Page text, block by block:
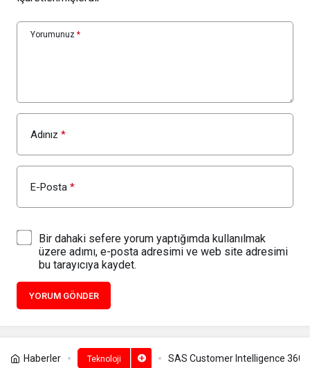
Yorumunuz *
Adınız *
E-Posta *
Bir dahaki sefere yorum yaptığımda kullanılmak
üzere adımı, e-posta adresimi ve web site adresimi
bu tarayıcıya kaydet.
YORUM GÖNDER
Haberler Teknoloji SAS Customer Intelligence 360,